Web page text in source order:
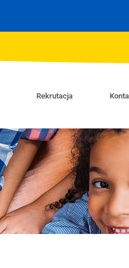
Rekrutacja